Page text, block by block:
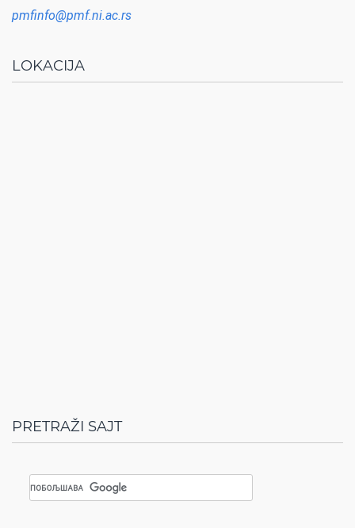
pmfinfo@pmf.ni.ac.rs
LOKACIJA
PRETRAŽI SAJT